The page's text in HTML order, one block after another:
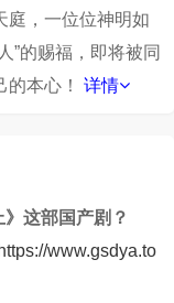
庭，一位位神明如
”的赐福，即将被同
本心！
详情
这部国产剧？
https://www.gsdya.to